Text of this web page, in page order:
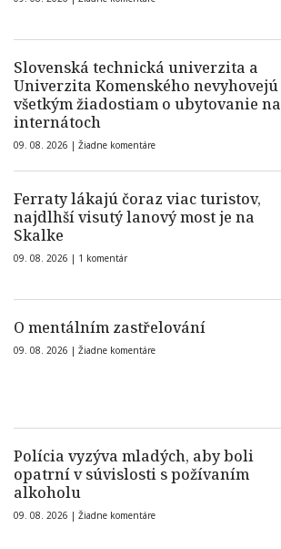
Slovenská technická univerzita a
Univerzita Komenského nevyhovejú
všetkým žiadostiam o ubytovanie na
internátoch
09. 08. 2026 | Žiadne komentáre
Ferraty lákajú čoraz viac turistov,
najdlhší visutý lanový most je na
Skalke
09. 08. 2026 | 1 komentár
O mentálním zastřelování
09. 08. 2026 | Žiadne komentáre
Polícia vyzýva mladých, aby boli
opatrní v súvislosti s požívaním
alkoholu
09. 08. 2026 | Žiadne komentáre